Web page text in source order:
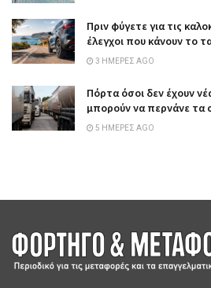
Πριν φύγετε για τις
έλεγχοι που κάνουν το
3 ΗΜΈΡΕΣ AGO
Πόρτα όσοι δεν έχουν
μπορούν να περνάνε τα
5 ΗΜΈΡΕΣ AGO